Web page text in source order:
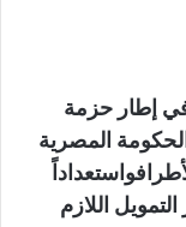
في إطار حزمة
المصرية
اللازم